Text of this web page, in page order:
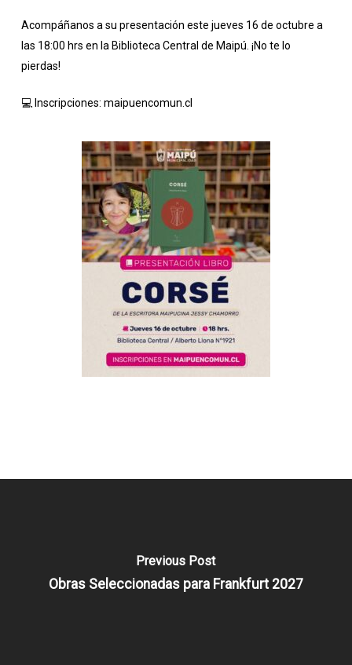
Acompáñanos a su presentación este jueves 16 de octubre a
las 18:00 hrs en la Biblioteca Central de Maipú. ¡No te lo
pierdas!
💻 Inscripciones: maipuencomun.cl
Previous Post
Obras Seleccionadas para Frankfurt 2027